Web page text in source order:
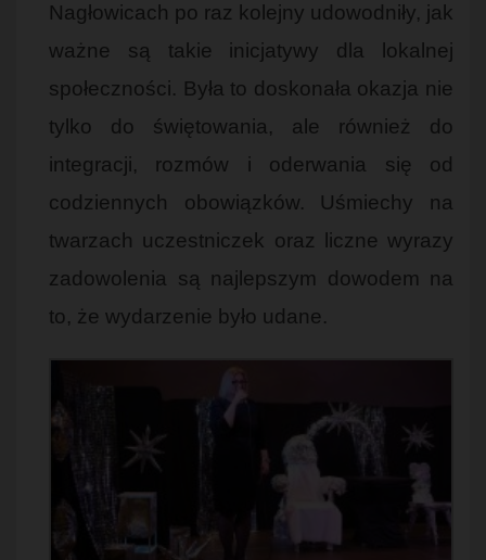
Nagłowicach po raz kolejny udowodniły, jak
ważne są takie inicjatywy dla lokalnej
społeczności. Była to doskonała okazja nie
tylko do świętowania, ale również do
integracji, rozmów i oderwania się od
codziennych obowiązków. Uśmiechy na
twarzach uczestniczek oraz liczne wyrazy
zadowolenia są najlepszym dowodem na
to, że wydarzenie było udane.